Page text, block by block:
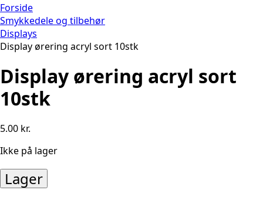
Forside
Smykkedele og tilbehør
Displays
Display ørering acryl sort 10stk
Display ørering acryl sort
10stk
5.00 kr.
Ikke på lager
Lager